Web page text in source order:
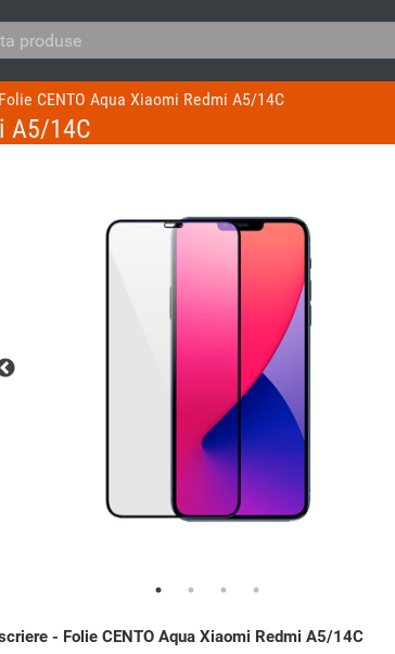
Folie CENTO Aqua Xiaomi Redmi A5/14C
A5/14C
- Folie CENTO Aqua Xiaomi Redmi A5/14C